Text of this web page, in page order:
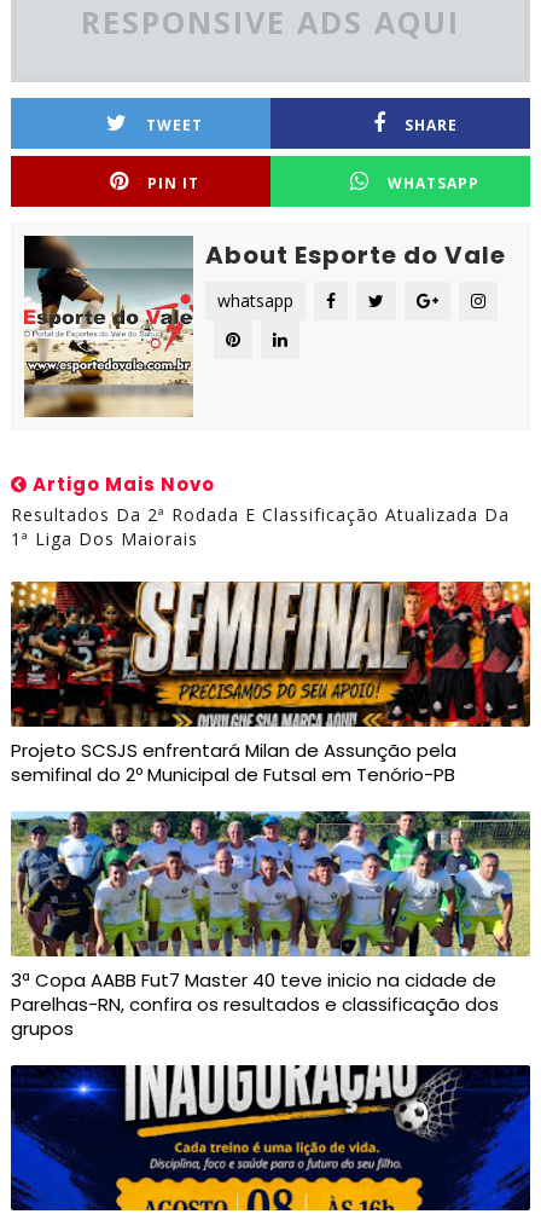
RESPONSIVE ADS AQUI
TWEET SHARE
PIN IT WHATSAPP
About Esporte do Vale
whatsapp
Artigo Mais Novo
Resultados Da 2ª Rodada E Classificação Atualizada Da
1ª Liga Dos Maiorais
Projeto SCSJS enfrentará Milan de Assunção pela
semifinal do 2º Municipal de Futsal em Tenório-PB
3ª Copa AABB Fut7 Master 40 teve inicio na cidade de
Parelhas-RN, confira os resultados e classificação dos
grupos